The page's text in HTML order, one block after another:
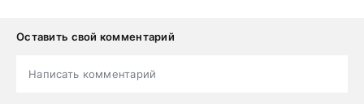
Оставить свой комментарий
Написать комментарий